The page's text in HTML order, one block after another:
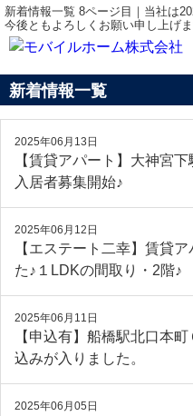
新着情報一覧 8ページ目｜当社は
今後ともよろしくお願い申し上げま
新着情報一覧
2025年06月13日
【賃貸アパート】大神宮
入居者募集開始♪
2025年06月12日
【エステート二幸】賃貸
た♪１LDKの間取り・2階♪
2025年06月11日
【申込有】船橋駅北口本
込みが入りました。
2025年06月05日